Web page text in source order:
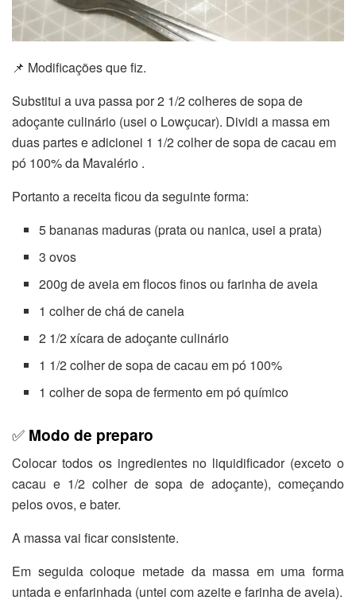
📌 Modificações que fiz.
Substitui a uva passa por 2 1/2 colheres de sopa de
adoçante culinário (usei o Lowçucar). Dividi a massa em
duas partes e adicionei 1 1/2 colher de sopa de cacau em
pó 100% da Mavalério .
Portanto a receita ficou da seguinte forma:
5 bananas maduras (prata ou nanica, usei a prata)
3 ovos
200g de aveia em flocos finos ou farinha de aveia
1 colher de chá de canela
2 1/2 xícara de adoçante culinário
1 1/2 colher de sopa de cacau em pó 100%
1 colher de sopa de fermento em pó químico
✅ Modo de preparo
Colocar todos os ingredientes no liquidificador (exceto o
cacau e 1/2 colher de sopa de adoçante), começando
pelos ovos, e bater.
A massa vai ficar consistente.
Em seguida coloque metade da massa em uma forma
untada e enfarinhada (untei com azeite e farinha de aveia).